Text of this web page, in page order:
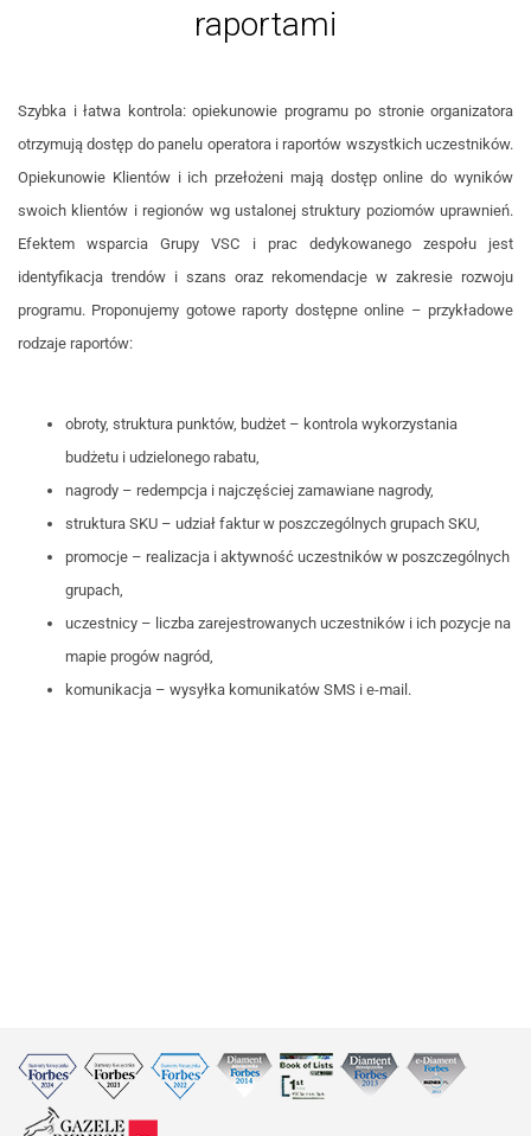
raportami
Szybka i łatwa kontrola: opiekunowie programu po stronie organizatora
otrzymują dostęp do panelu operatora i raportów wszystkich uczestników.
Opiekunowie Klientów i ich przełożeni mają dostęp online do wyników
swoich klientów i regionów wg ustalonej struktury poziomów uprawnień.
Efektem wsparcia Grupy VSC i prac dedykowanego zespołu jest
identyfikacja trendów i szans oraz rekomendacje w zakresie rozwoju
programu. Proponujemy gotowe raporty dostępne online – przykładowe
rodzaje raportów:
obroty, struktura punktów, budżet – kontrola wykorzystania
budżetu i udzielonego rabatu,
nagrody – redempcja i najczęściej zamawiane nagrody,
struktura SKU – udział faktur w poszczególnych grupach SKU,
promocje – realizacja i aktywność uczestników w poszczególnych
grupach,
uczestnicy – liczba zarejestrowanych uczestników i ich pozycje na
mapie progów nagród,
komunikacja – wysyłka komunikatów SMS i e-mail.